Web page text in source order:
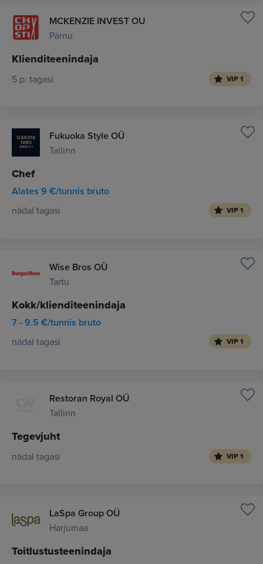
MCKENZIE INVEST OU
Pärnu
Klienditeenindaja
5 p. tagasi VIP 1
Fukuoka Style OÜ
Tallinn
Chef
Alates 9 €/tunnis bruto
nädal tagasi VIP 1
Wise Bros OÜ
Tartu
Kokk/klienditeenindaja
7 - 9.5 €/tunnis bruto
nädal tagasi VIP 1
Restoran Royal OÜ
Tallinn
Tegevjuht
nädal tagasi VIP 1
LaSpa Group OÜ
Harjumaa
Toitlustusteenindaja